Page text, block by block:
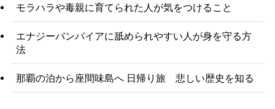
モラハラや毒親に育てられた人が気をつけること
エナジーバンパイアに舐められやすい人が身を守る方
法
那覇の泊から座間味島へ 日帰り旅 悲しい歴史を知る